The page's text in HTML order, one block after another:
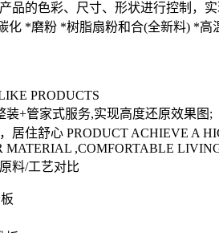
品的色彩、尺寸、形状进行控制，
化 *磨粉 *树脂扇粉和合(全新料) *高
PRODUCTS
装+管家式服务,实现高度还原效果图;
居住舒心 PRODUCT ACHIEVE A
MATERIAL ,COMFORTABLE
料/工艺对比